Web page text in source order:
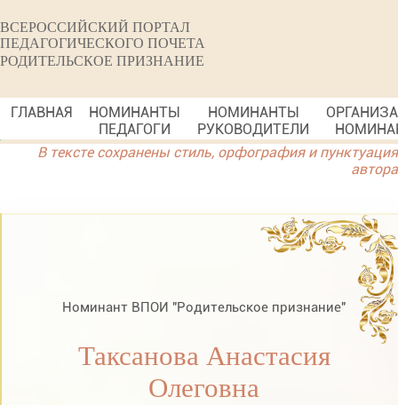
ВСЕРОССИЙСКИЙ ПОРТАЛ
ПЕДАГОГИЧЕСКОГО ПОЧЕТА
РОДИТЕЛЬСКОЕ ПРИЗНАНИЕ
ГЛАВНАЯ
НОМИНАНТЫ
ПЕДАГОГИ
НОМИНАНТЫ
РУКОВОДИТЕЛИ
В тексте сохранены стиль, орфография и пунктуация
автора
Номинант ВПОИ "Родительское признание"
Таксанова Анастасия
Олеговна